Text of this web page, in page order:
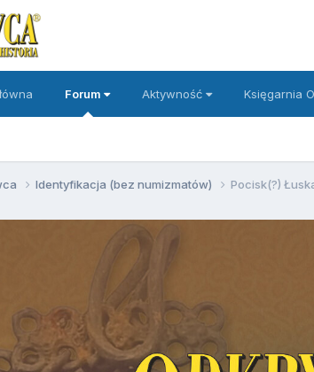
Forum Aktywność Księgarnia
Identyfikacja (bez numizmatów) Pocisk(?)